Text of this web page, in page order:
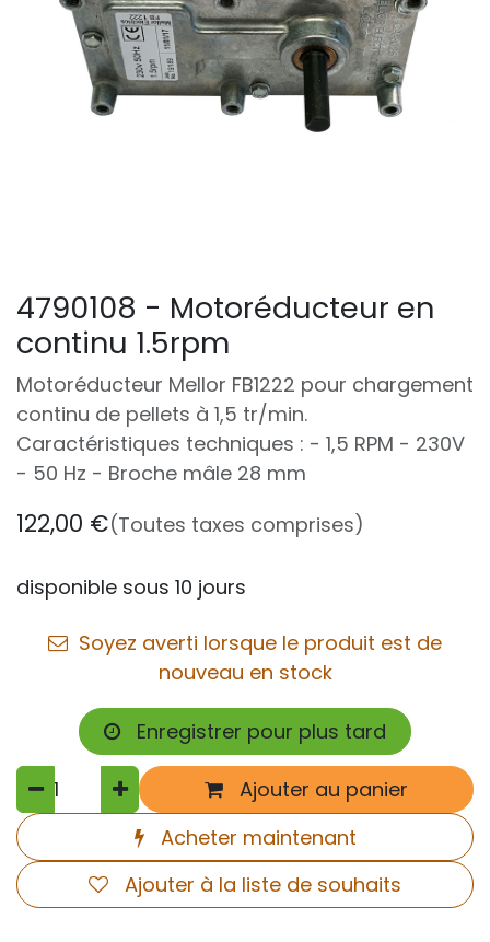
4790108 - Motoréducteur en
continu 1.5rpm
Motoréducteur Mellor FB1222 pour chargement
continu de pellets à 1,5 tr/min.
Caractéristiques techniques : - 1,5 RPM - 230V
- 50 Hz - Broche mâle 28 mm
122,00 €(Toutes taxes comprises)
disponible sous 10 jours
Soyez averti lorsque le produit est de
nouveau en stock
Enregistrer pour plus tard
Ajouter au panier
Acheter maintenant
Ajouter à la liste de souhaits